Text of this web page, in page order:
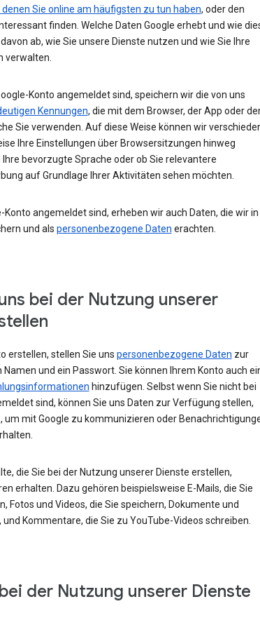
denen Sie online am häufigsten zu tun haben, oder den
finden. Welche Daten Google erhebt und wie
ab, wie Sie unsere Dienste nutzen und wie Sie Ihre
verwalten.
Konto angemeldet sind, speichern wir die von uns
Kennungen, die mit dem Browser, der App oder
Sie verwenden. Auf diese Weise können wir
Ihre Einstellungen über Browsersitzungen hinweg
bevorzugte Sprache oder ob Sie relevantere
auf Grundlage Ihrer Aktivitäten sehen möchten.
Konto angemeldet sind, erheben wir auch Daten, die wir in
und als personenbezogene Daten erachten.
bei der Nutzung unserer
erstellen, stellen Sie uns personenbezogene Daten zur
und ein Passwort. Sie können Ihrem Konto auch
hinzufügen. Selbst wenn Sie nicht bei
sind, können Sie uns Daten zur Verfügung stellen,
um mit Google zu kommunizieren oder
die Sie bei der Nutzung unserer Dienste erstellen,
erhalten. Dazu gehören beispielsweise E-Mails, die Sie
Fotos und Videos, die Sie speichern, Dokumente und
und Kommentare, die Sie zu YouTube-Videos schreiben.
der Nutzung unserer Dienste